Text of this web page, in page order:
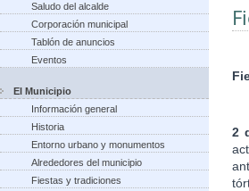
Saludo del alcalde
Corporación municipal
Tablón de anuncios
Eventos
El Municipio
Información general
Historia
Entorno urbano y monumentos
Alrededores del municipio
Fiestas y tradiciones
2